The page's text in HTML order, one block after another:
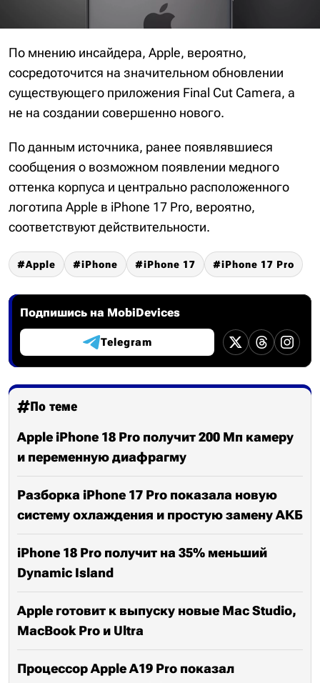
По мнению инсайдера, Apple, вероятно,
сосредоточится на значительном обновлении
существующего приложения Final Cut Camera, а
не на создании совершенно нового.
По данным источника, ранее появлявшиеся
сообщения о возможном появлении медного
оттенка корпуса и центрально расположенного
логотипа Apple в iPhone 17 Pro, вероятно,
соответствуют действительности.
Apple iPhone iPhone 17 iPhone 17 Pro
Подпишись на MobiDevices
Telegram
По теме
Apple iPhone 18 Pro получит 200 Мп камеру
и переменную диафрагму
Разборка iPhone 17 Pro показала новую
систему охлаждения и простую замену АКБ
iPhone 18 Pro получит на 35% меньший
Dynamic Island
Apple готовит к выпуску новые Mac Studio,
MacBook Pro и Ultra
Процессор Apple A19 Pro показал